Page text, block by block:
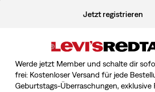
Jetzt registrieren
Werde jetzt Member und schalte dir
frei: Kostenloser Versand für jede
Geburtstags-Überraschungen,